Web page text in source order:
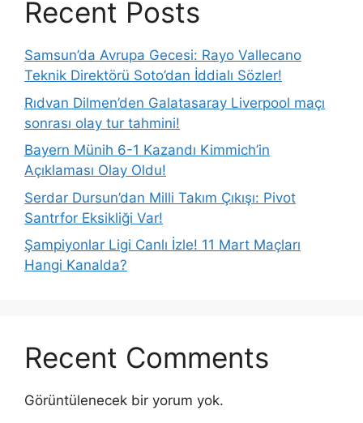
Recent Posts
Samsun’da Avrupa Gecesi: Rayo Vallecano
Teknik Direktörü Soto’dan İddialı Sözler!
Rıdvan Dilmen’den Galatasaray Liverpool maçı
sonrası olay tur tahmini!
Bayern Münih 6-1 Kazandı Kimmich’in
Açıklaması Olay Oldu!
Serdar Dursun’dan Milli Takım Çıkışı: Pivot
Santrfor Eksikliği Var!
Şampiyonlar Ligi Canlı İzle! 11 Mart Maçları
Hangi Kanalda?
Recent Comments
Görüntülenecek bir yorum yok.